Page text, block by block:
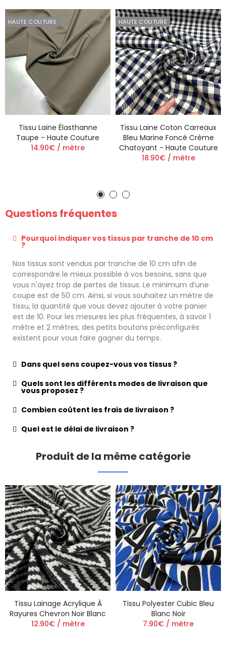
HAUTE COUTURE
Tissu Laine Élasthanne
Taupe - Haute Couture
14.90€ / mètre
HAUTE COUTURE
Tissu Laine Coton Carreaux
Bleu Marine Foncé Crème
Chatoyant - Haute Couture
18.90€ / mètre
Questions fréquentes
Pourquoi indiquer vos tissus par tranche de 10 cm
?
Nos tissus sont vendus par tranche de 10 cm afin de
correspondre le mieux possible à vos besoins, sans que
vous n'ayez trop de pertes de tissus. Le minimum d’une
coupe est de 50 cm. Ainsi, si vous souhaitez un mètre de
tissu, la quantité que vous devez ajouter à votre panier
est de 10. Pour les mesures les plus fréquentes, à savoir 1
mètre et 2 mètres, des petits boutons préconfigurés
existent pour vous faire gagner du temps.
Dans quel sens coupez-vous vos tissus ?
Quels sont les différents modes de livraison que
vous proposez ?
Combien coûtent les frais de livraison ?
Quel est le délai de livraison ?
Produit de la même catégorie
Tissu Lainage Acrylique À
Rayures Chevron Noir Blanc
12.90€ / mètre
Tissu Polyester Cubic Bleu
Blanc Noir
7.90€ / mètre